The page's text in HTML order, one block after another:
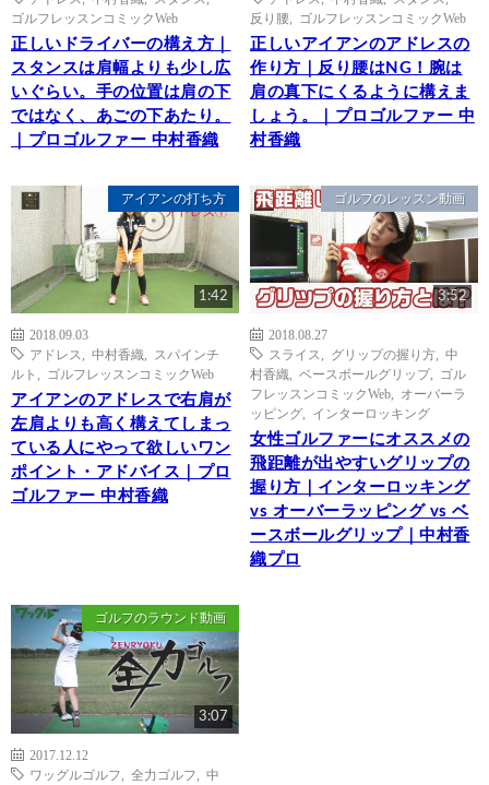
ゴルフレッスンコミックWeb
正しいドライバーの構え方｜
スタンスは肩幅よりも少し広
いぐらい。手の位置は肩の下
ではなく、あごの下あたり。
｜プロゴルファー 中村香織
反り腰
ゴルフレッスンコミックWeb
正しいアイアンのアドレスの
作り方｜反り腰はNG！腕は
肩の真下にくるように構えま
しょう。｜プロゴルファー 中
村香織
アイアンの打ち方
1:42
2018.09.03
アドレス
中村香織
スパインチ
ルト
ゴルフレッスンコミックWeb
アイアンのアドレスで右肩が
左肩よりも高く構えてしまっ
ている人にやって欲しいワン
ポイント・アドバイス｜プロ
ゴルファー 中村香織
ゴルフのレッスン動画
3:52
2018.08.27
スライス
グリップの握り方
中
村香織
ベースボールグリップ, ゴル
フレッスンコミックWeb
オーバーラ
ッピング
インターロッキング
女性ゴルファーにオススメの
飛距離が出やすいグリップの
握り方｜インターロッキング
vs オーバーラッピング vs ベ
ースボールグリップ｜中村香
織プロ
ゴルフのラウンド動画
3:07
2017.12.12
ワッグルゴルフ
全力ゴルフ
中